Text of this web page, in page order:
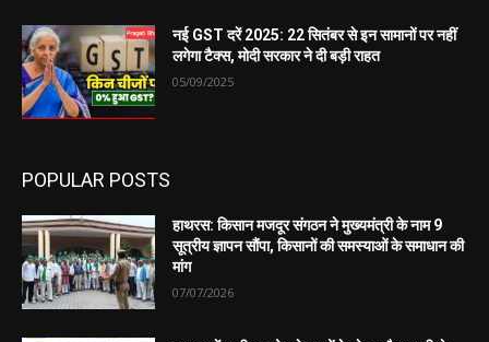
नई GST दरें 2025: 22 सितंबर से इन सामानों पर नहीं
लगेगा टैक्स, मोदी सरकार ने दी बड़ी राहत
05/09/2025
POPULAR POSTS
हाथरस: किसान मजदूर संगठन ने मुख्यमंत्री के नाम 9
सूत्रीय ज्ञापन सौंपा, किसानों की समस्याओं के समाधान की
मांग
07/07/2026